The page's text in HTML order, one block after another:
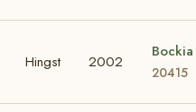
Hingst 2002
20415